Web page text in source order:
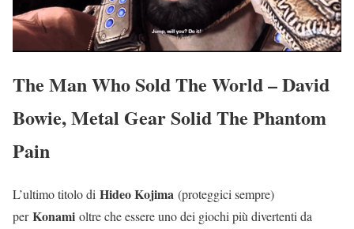
The Man Who Sold The World – David
Bowie, Metal Gear Solid The Phantom
Pain
L’ultimo titolo di Hideo Kojima (proteggici sempre)
perKonami oltre che essere uno dei giochi più divertenti da